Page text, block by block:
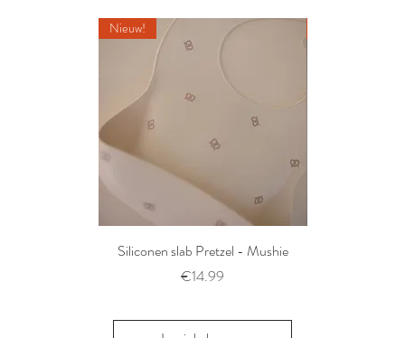
Nieuw!
Siliconen slab Pretzel - Mushie
Prijs
€14.99